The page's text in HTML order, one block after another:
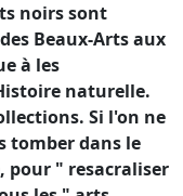
noirs sont
Beaux-Arts aux
à les
naturelle.
Si l'on ne
tomber dans le
pour " resacraliser